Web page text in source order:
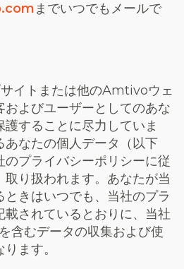
までいつでもメールで
イトまたは他のAmtivoウェ
およびユーザーとしてのあな
することに尽力していま
なたの個人データ（以下
のプライバシーポリシーに従
取り扱われます。あなたが当
きはいつでも、当社のプラ
載されているとおりに、当社
含むデータの収集および使
ます。